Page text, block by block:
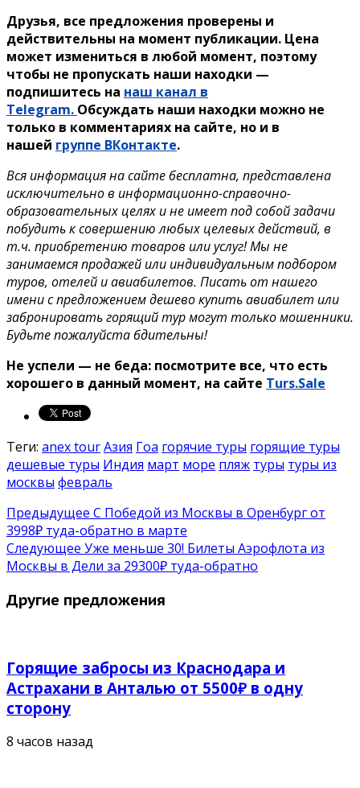
Друзья, все предложения проверены и
действительны на момент публикации. Цена
может измениться в любой момент, поэтому
чтобы не пропускать наши находки —
подпишитесь на наш канал в
Telegram. Обсуждать наши находки можно не
только в комментариях на сайте, но и в
нашей группе ВКонтакте.
Вся информация на сайте бесплатна, представлена
исключительно в информационно-справочно-
образовательных целях и не имеет под собой задачи
побудить к совершению любых целевых действий, в
т.ч. приобретению товаров или услуг! Мы не
занимаемся продажей или индивидуальным подбором
туров, отелей и авиабилетов. Писать от нашего
имени с предложением дешево купить авиабилет или
забронировать горящий тур могут только мошенники.
Будьте пожалуйста бдительны!
Не успели — не беда: посмотрите все, что есть
хорошего в данный момент, на сайте Turs.Sale
Теги: anex tourАзия Гоа горячие туры горящие туры
дешевые туры Индия март море пляж туры туры из
москвы февраль
Предыдущее C Победой из Москвы в Оренбург от
3998₽ туда-обратно в марте
Следующее Уже меньше 30! Билеты Аэрофлота из
Москвы в Дели за 29300₽ туда-обратно
Другие предложения
Горящие забросы из Краснодара и
Астрахани в Анталью от 5500₽ в одну
сторону
8 часов назад